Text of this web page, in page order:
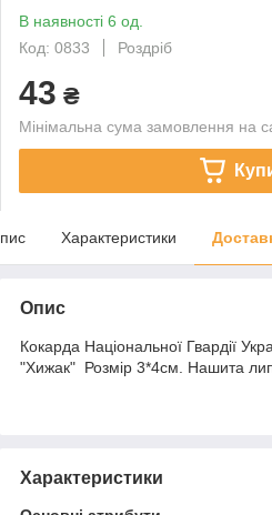
В наявності 6 од.
Код: 0833
Роздріб
43 ₴
Мінімальна сума замовлення на
Характеристики
Опис
Кокарда Національної Гвардії
"Хижак" Розмір 3*4см. Нашита
Характеристики